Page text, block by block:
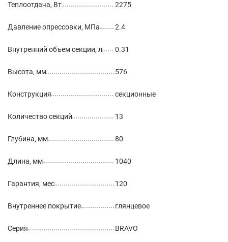
Теплоотдача, Вт 2275
Давление опрессовки, МПа 2.4
Внутренний объем секции, л 0.31
Высота, мм 576
Конструкция секционные
Количество секций 13
Глубина, мм 80
Длина, мм 1040
Гарантия, мес 120
Внутреннее покрытие глянцевое
Серия BRAVO